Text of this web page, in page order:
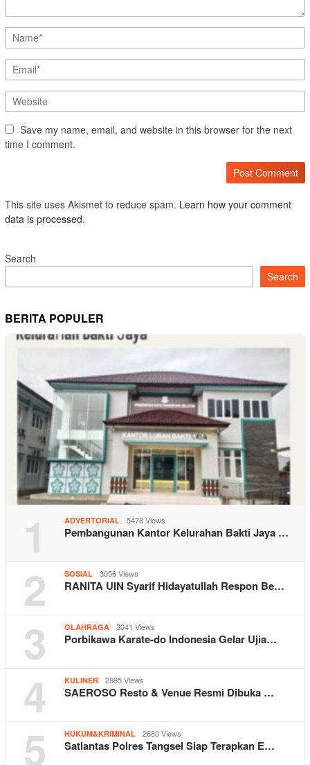
Save my name, email, and website in this browser for the next
time I comment.
This site uses Akismet to reduce spam. Learn how your comment
data is processed.
Search
Search
BERITA POPULER
1 ADVERTORIAL 5478 Views
Pembangunan Kantor Kelurahan Bakti Jaya …
2 SOSIAL 3056 Views
RANITA UIN Syarif Hidayatullah Respon Be…
3 OLAHRAGA 3041 Views
Porbikawa Karate-do Indonesia Gelar Ujia…
4 KULINER 2885 Views
SAEROSO Resto & Venue Resmi Dibuka …
5 HUKUM&KRIMINAL 2680 Views
Satlantas Polres Tangsel Siap Terapkan E…